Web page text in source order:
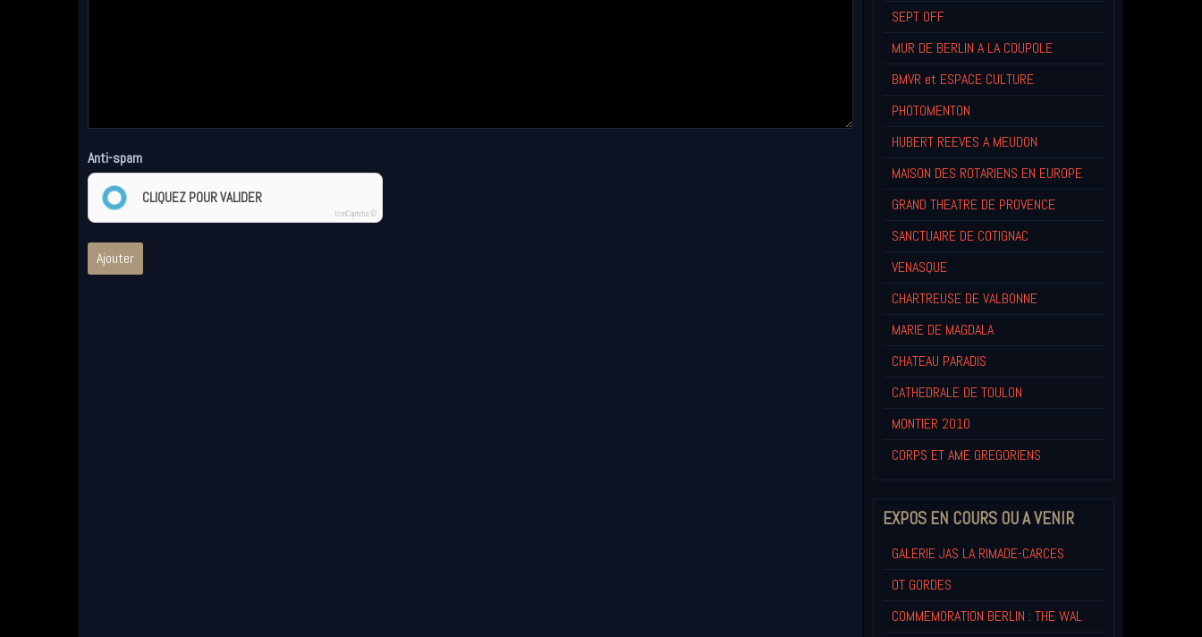
Anti-spam
CLIQUEZ POUR VALIDER
IconCaptcha ©
Ajouter
SEPT OFF
MUR DE BERLIN A LA COUPOLE
BMVR et ESPACE CULTURE
PHOTOMENTON
HUBERT REEVES A MEUDON
MAISON DES ROTARIENS EN EUROPE
GRAND THEATRE DE PROVENCE
SANCTUAIRE DE COTIGNAC
VENASQUE
CHARTREUSE DE VALBONNE
MARIE DE MAGDALA
CHATEAU PARADIS
CATHEDRALE DE TOULON
MONTIER 2010
CORPS ET AME GREGORIENS
EXPOS EN COURS OU A VENIR
GALERIE JAS LA RIMADE-CARCES
OT GORDES
COMMEMORATION BERLIN : THE WAL